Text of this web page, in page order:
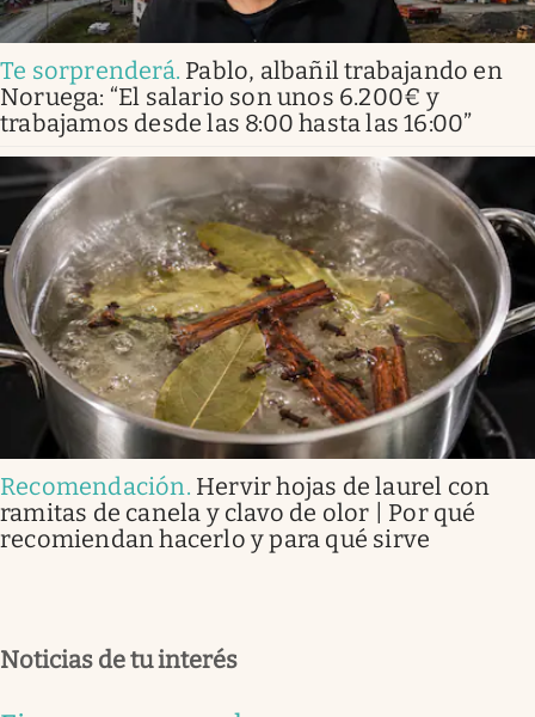
Te sorprenderá. Pablo, albañil trabajando en
Noruega: “El salario son unos 6.200€ y
trabajamos desde las 8:00 hasta las 16:00”
Recomendación. Hervir hojas de laurel con
ramitas de canela y clavo de olor | Por qué
recomiendan hacerlo y para qué sirve
Noticias de tu interés